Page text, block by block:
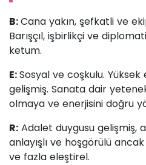
B:Cana yakın, şefkatli ve
Barışçıl, işbirlikçi ve
ketum.
E:Sosyal ve coşkulu.
gelişmiş. Sanata dair
olmaya ve enerjisini doğru
R: Adalet duygusu gelişmiş,
anlayışlı ve hoşgörülü
ve fazla eleştirel.